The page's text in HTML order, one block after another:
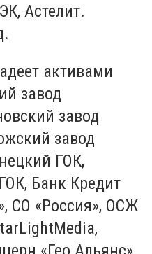
Астелит.
активами
завод
завод
завод
ГОК,
Банк Кредит
СО «Россия», ОСЖ